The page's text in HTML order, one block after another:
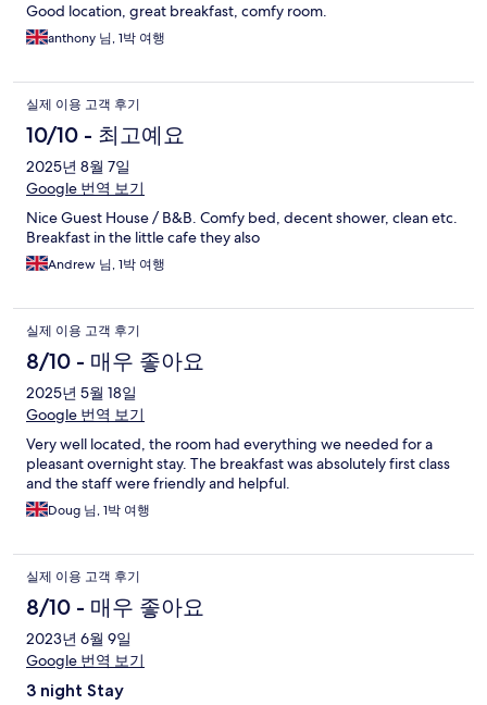
Good location, great breakfast, comfy room.
anthony 님, 1박 여행
실제 이용 고객 후기
10/10 - 최고예요
2025년 8월 7일
Google 번역 보기
Nice Guest House / B&B. Comfy bed, decent shower, clean etc.
Breakfast in the little cafe they also
Andrew 님, 1박 여행
실제 이용 고객 후기
8/10 - 매우 좋아요
2025년 5월 18일
Google 번역 보기
Very well located, the room had everything we needed for a
pleasant overnight stay. The breakfast was absolutely first class
and the staff were friendly and helpful.
Doug 님, 1박 여행
실제 이용 고객 후기
8/10 - 매우 좋아요
2023년 6월 9일
Google 번역 보기
3 night Stay